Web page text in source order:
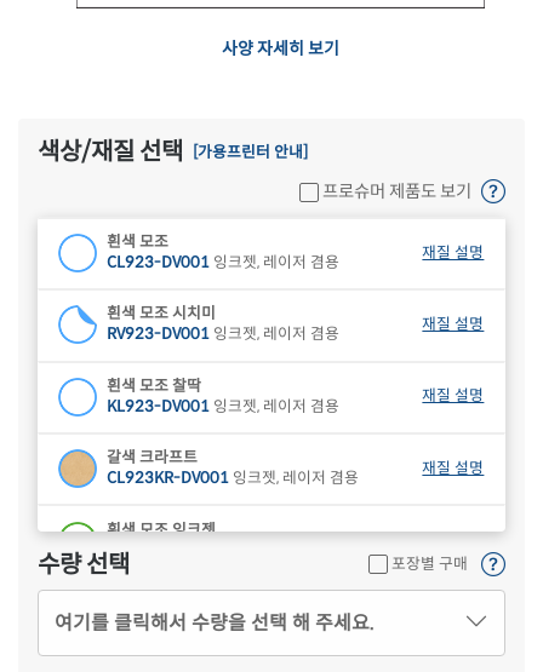
사양 자세히 보기
색상/재질 선택 [가용프린터 안내]
프로슈머 제품도 보기
흰색 모조
CL923-DV001 잉크젯, 레이저 겸용
재질 설명
흰색 모조 시치미
RV923-DV001 잉크젯, 레이저 겸용
재질 설명
흰색 모조 찰딱
KL923-DV001 잉크젯, 레이저 겸용
재질 설명
갈색 크라프트
CL923KR-DV001 잉크젯, 레이저 겸용
재질 설명
흰색 모조 잉크젯
CJ923-DV001
재질 설명
CJ923WU-DV001잉크젯 전용
재질 설명
수량 선택 포장별 구매
여기를 클릭해서 수량을 선택 해 주세요.